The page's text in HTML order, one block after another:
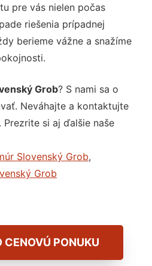
pre vás nielen počas
riešenia prípadnej
berieme vážne a snažíme
Grob? S nami sa o
Neváhajte a kontaktujte
si aj ďalšie naše
Slovenský Grob,
Grob
CENOVÚ PONUKU